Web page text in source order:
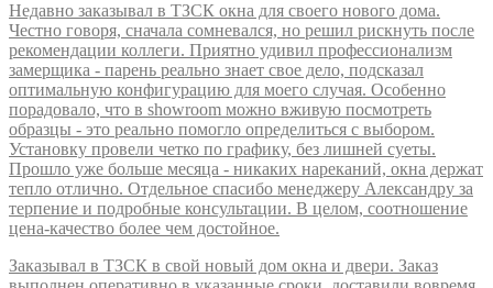
Недавно заказывал в ТЗСК окна для своего нового дома.
Честно говоря, сначала сомневался, но решил рискнуть после
рекомендации коллеги. Приятно удивил профессионализм
замерщика - парень реально знает свое дело, подсказал
оптимальную конфигурацию для моего случая. Особенно
порадовало, что в showroom можно вживую посмотреть
образцы - это реально помогло определиться с выбором.
Установку провели четко по графику, без лишней суеты.
Прошло уже больше месяца - никаких нареканий, окна держат
тепло отлично. Отдельное спасибо менеджеру Александру за
терпение и подробные консультации. В целом, соотношение
цена-качество более чем достойное.
Заказывал в ТЗСК в свой новый дом окна и двери. Заказ